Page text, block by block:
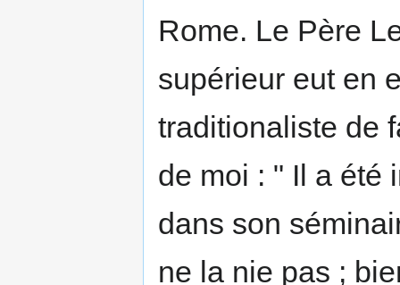
Rome. Le Père
supérieur eut en
traditionaliste de
de moi : " Il a été
dans son
ne la nie pas ;